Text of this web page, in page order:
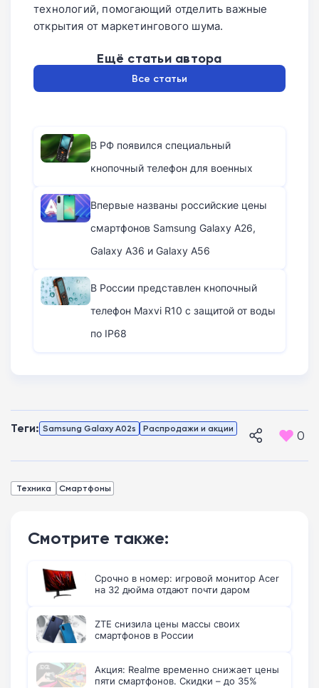
технологий, помогающий отделить важные
открытия от маркетингового шума.
Ещё статьи автора
Все статьи
В РФ появился специальный
кнопочный телефон для военных
Впервые названы российские цены
смартфонов Samsung Galaxy A26,
Galaxy A36 и Galaxy A56
В России представлен кнопочный
телефон Maxvi R10 с защитой от воды
по IP68
Теги: Samsung Galaxy A02s Распродажи и акции 0
Техника Смартфоны
Смотрите также:
Срочно в номер: игровой монитор Acer
на 32 дюйма отдают почти даром
ZTE снизила цены массы своих
смартфонов в России
Акция: Realme временно снижает цены
пяти смартфонов. Скидки – до 35%